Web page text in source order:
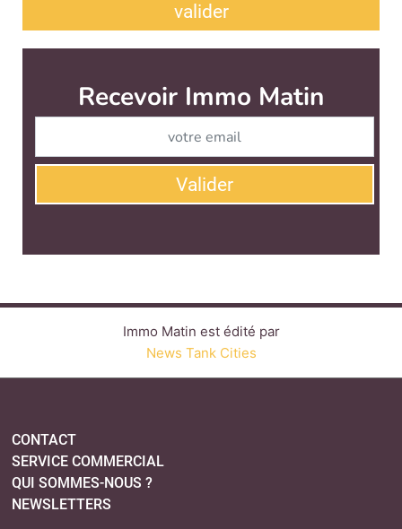
valider
Recevoir Immo Matin
Valider
Immo Matin est édité par
News Tank Cities
CONTACT
SERVICE COMMERCIAL
QUI SOMMES-NOUS ?
NEWSLETTERS